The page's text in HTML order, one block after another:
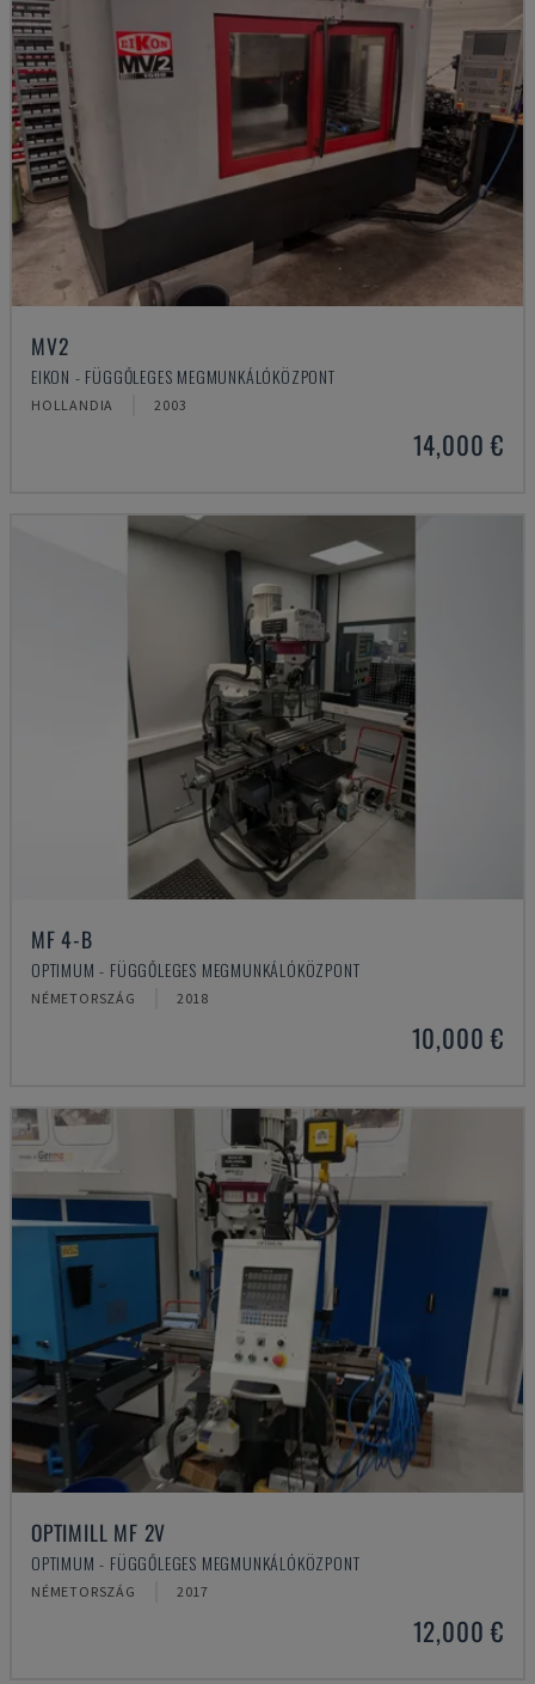
MV2
EIKON - FÜGGŐLEGES MEGMUNKÁLÓKÖZPONT
HOLLANDIA 2003
14,000 €
MF 4-B
OPTIMUM - FÜGGŐLEGES MEGMUNKÁLÓKÖZPONT
NÉMETORSZÁG 2018
10,000 €
OPTIMILL MF 2V
OPTIMUM - FÜGGŐLEGES MEGMUNKÁLÓKÖZPONT
NÉMETORSZÁG 2017
12,000 €